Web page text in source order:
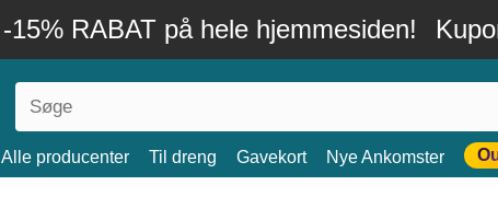
-15% RABAT på hele hjemmesiden!
Alle producenter Til dreng Gavekort Nye Ankomster